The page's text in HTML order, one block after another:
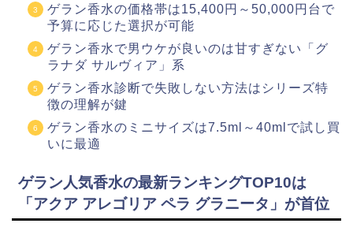
ゲラン香水の価格帯は15,400円～50,000円台で
予算に応じた選択が可能
ゲラン香水で男ウケが良いのは甘すぎない「グ
ラナダ サルヴィア」系
ゲラン香水診断で失敗しない方法はシリーズ特
徴の理解が鍵
ゲラン香水のミニサイズは7.5ml～40mlで試し買
いに最適
ゲラン人気香水の最新ランキングTOP10は
「アクア アレゴリア ペラ グラニータ」が首位